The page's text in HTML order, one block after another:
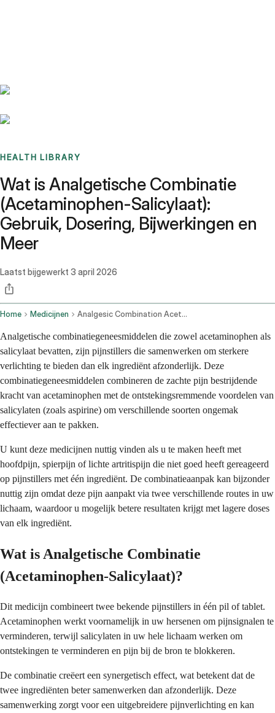
HEALTH LIBRARY
Wat is Analgetische Combinatie
(Acetaminophen-Salicylaat):
Gebruik, Dosering, Bijwerkingen en
Meer
Laatst bijgewerkt 3 april 2026
Home Medicijnen Analgesic Combination Acetaminophen Salicylate Oral Route
Analgetische combinatiegeneesmiddelen die zowel acetaminophen als
salicylaat bevatten, zijn pijnstillers die samenwerken om sterkere
verlichting te bieden dan elk ingrediënt afzonderlijk. Deze
combinatiegeneesmiddelen combineren de zachte pijn bestrijdende
kracht van acetaminophen met de ontstekingsremmende voordelen van
salicylaten (zoals aspirine) om verschillende soorten ongemak
effectiever aan te pakken.
U kunt deze medicijnen nuttig vinden als u te maken heeft met
hoofdpijn, spierpijn of lichte artritispijn die niet goed heeft gereageerd
op pijnstillers met één ingrediënt. De combinatieaanpak kan bijzonder
nuttig zijn omdat deze pijn aanpakt via twee verschillende routes in uw
lichaam, waardoor u mogelijk betere resultaten krijgt met lagere doses
van elk ingrediënt.
Wat is Analgetische Combinatie
(Acetaminophen-Salicylaat)?
Dit medicijn combineert twee bekende pijnstillers in één pil of tablet.
Acetaminophen werkt voornamelijk in uw hersenen om pijnsignalen te
verminderen, terwijl salicylaten in uw hele lichaam werken om
ontstekingen te verminderen en pijn bij de bron te blokkeren.
De combinatie creëert een synergetisch effect, wat betekent dat de
twee ingrediënten beter samenwerken dan afzonderlijk. Deze
samenwerking zorgt voor een uitgebreidere pijnverlichting en kan